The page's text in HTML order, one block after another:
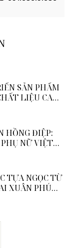
SẢN PHẨM
LIỆU CAO
HỒNG ĐIỆP:
NỮ VIỆT
TỰA NGỌC TỪ
XUÂN PHÚ